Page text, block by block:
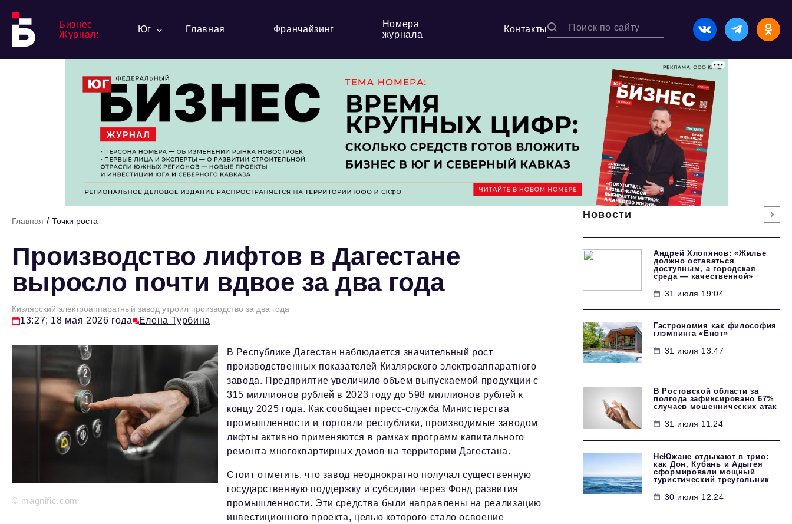
Бизнес
Журнал:
Юг Главная Франчайзинг
Номера
журнала
Контакты
Главная / Точки роста
Производство лифтов в Дагестане
выросло почти вдвое за два года
Кизлярский электроаппаратный завод утроил производство за два года
13:27; 18 мая 2026 года Елена Турбина
© magnific.com
В Республике Дагестан наблюдается значительный рост
производственных показателей Кизлярского электроаппаратного
завода. Предприятие увеличило объем выпускаемой продукции с
315 миллионов рублей в 2023 году до 598 миллионов рублей к
концу 2025 года. Как сообщает пресс-служба Министерства
промышленности и торговли республики, производимые заводом
лифты активно применяются в рамках программ капитального
ремонта многоквартирных домов на территории Дагестана.
Стоит отметить, что завод неоднократно получал существенную
государственную поддержку и субсидии через Фонд развития
промышленности. Эти средства были направлены на реализацию
инвестиционного проекта, целью которого стало освоение
Новости
Андрей Хлопянов: «Жилье
должно оставаться
доступным, а городская
среда — качественной»
31 июля 19:04
Гастрономия как философия
глэмпинга «Енот»
31 июля 13:47
В Ростовской области за
полгода зафиксировано 67%
случаев мошеннических атак
31 июля 11:24
НеЮжане отдыхают в трио:
как Дон, Кубань и Адыгея
сформировали мощный
туристический треугольник
30 июля 12:24